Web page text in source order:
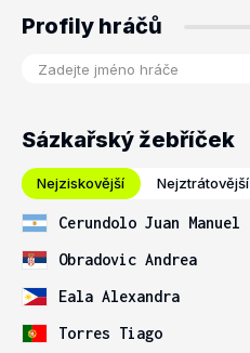
Profily hráčů
Sázkařský žebříček
Nejziskovější Nejztrátovější
Cerundolo Juan Manuel
Obradovic Andrea
Eala Alexandra
Torres Tiago